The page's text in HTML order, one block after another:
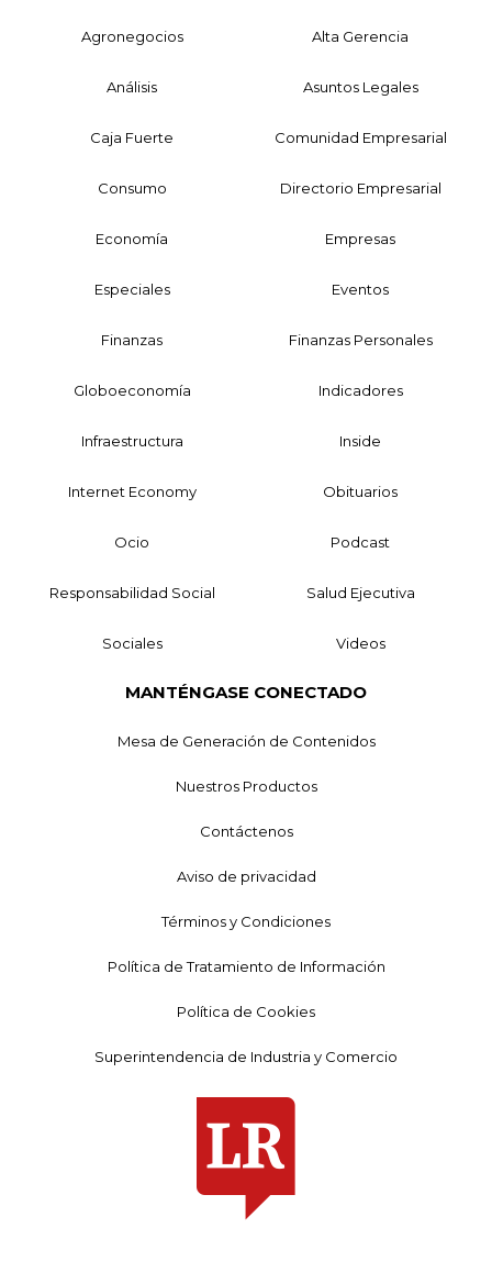
Agronegocios Alta Gerencia
Análisis Asuntos Legales
Caja Fuerte Comunidad Empresarial
Consumo Directorio Empresarial
Economía Empresas
Especiales Eventos
Finanzas Finanzas Personales
Globoeconomía Indicadores
Infraestructura Inside
Internet Economy Obituarios
Ocio Podcast
Responsabilidad Social Salud Ejecutiva
Sociales Videos
MANTÉNGASE CONECTADO
Mesa de Generación de Contenidos
Nuestros Productos
Contáctenos
Aviso de privacidad
Términos y Condiciones
Política de Tratamiento de Información
Política de Cookies
Superintendencia de Industria y Comercio